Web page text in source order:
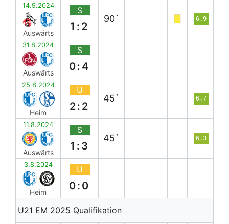
14.9.2024
Auswärts
S
1:2
90` 6.9
31.8.2024
Auswärts
S
0:4
25.8.2024
Heim
U
2:2
45` 6.7
11.8.2024
Auswärts
S
1:3
45` 6.3
3.8.2024
Heim
U
0:0
U21 EM 2025 Qualifikation